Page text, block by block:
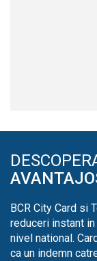
BCR City Card si
reduceri instant
nivel national.
ca un indemn